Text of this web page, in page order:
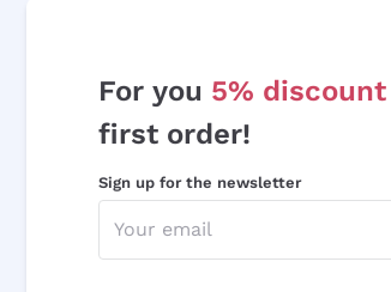
For you 5% discount
first order!
Sign up for the newsletter